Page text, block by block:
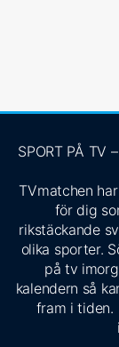
SPORT PÅ TV
TVmatchen
för dig
rikstäckande
olika sporter.
på tv
kalendern så
fram i tiden.